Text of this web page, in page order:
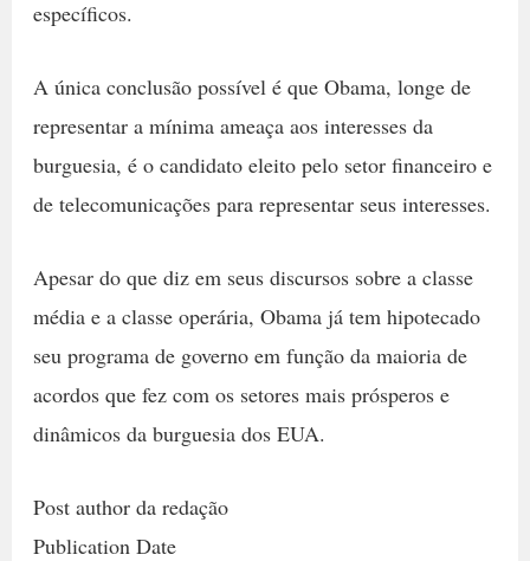
específicos.
A única conclusão possível é que Obama, longe de
representar a mínima ameaça aos interesses da
burguesia, é o candidato eleito pelo setor financeiro e
de telecomunicações para representar seus interesses.
Apesar do que diz em seus discursos sobre a classe
média e a classe operária, Obama já tem hipotecado
seu programa de governo em função da maioria de
acordos que fez com os setores mais prósperos e
dinâmicos da burguesia dos EUA.
Post author da redação
Publication Date